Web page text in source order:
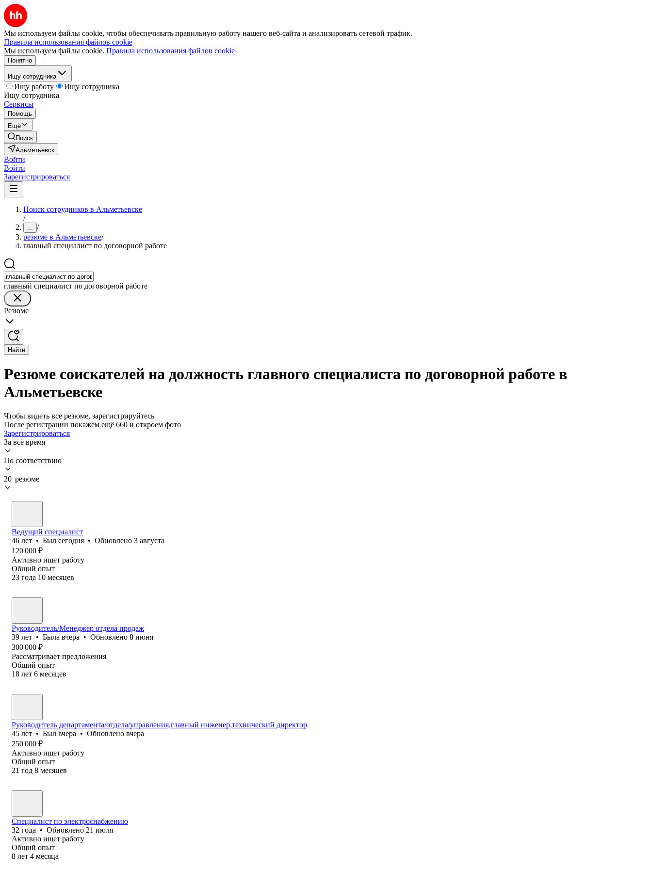
Мы используем файлы cookie, чтобы обеспечивать правильную работу нашего веб-сайта и анализировать сетевой трафик.
Правила использования файлов cookie
Мы используем файлы cookie. Правила использования файлов cookie
Понятно
Ищу сотрудника
Ищу работу
Ищу сотрудника
Ищу сотрудника
Сервисы
Помощь
Ещё
Поиск
Альметьевск
Войти
Войти
Зарегистрироваться
Поиск сотрудников в Альметьевске
/
... /
резюме в Альметьевске/
главный специалист по договорной работе
главный специалист по договорной работе
Резюме
Найти
Резюме соискателей на должность главного специалиста по договорной работе в
Альметьевске
Чтобы видеть все резюме, зарегистрируйтесь
После регистрации покажем ещё 660 и откроем фото
Зарегистрироваться
За всё время
По соответствию
20 резюме
Ведущий специалист
46 лет • Был сегодня • Обновлено 3 августа
120 000 ₽
Активно ищет работу
Общий опыт
23 года 10 месяцев
Руководитель/Менеджер отдела продаж
39 лет • Была вчера • Обновлено 8 июня
300 000 ₽
Рассматривает предложения
Общий опыт
18 лет 6 месяцев
Руководитель департамента/отдела/управления,главный инженер,технический директор
45 лет • Был вчера • Обновлено вчера
250 000 ₽
Активно ищет работу
Общий опыт
21 год 8 месяцев
Специалист по электроснабжению
32 года • Обновлено 21 июля
Активно ищет работу
Общий опыт
8 лет 4 месяца